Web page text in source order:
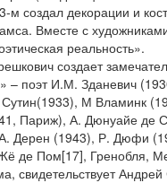
м создал декорации и
Вместе с
реальность».
создает
– поэт И.М. Зданевич
М Вламинк
Париж), А. Дюнуайе де
Дерен (1943), Р. Дюфи
де Пом[17], Гренобля,
свидетельствует